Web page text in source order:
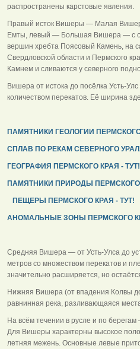
распространены карстовые явления.
Правый исток Вишеры — Малая
Емты, левый — Большая Вишера — с
вершин хребта Поясовый Камень, на
Свердловской области и Пермского
Камнем и сливаются у северного
Вишера от истока до посёлка Усть-
количеством перекатов. Её ширина
ПАМЯТНИКИ ГЕОЛОГИИ ПЕРМСКОГО
СПЛАВ ПО РЕКАМ СЕВЕРНОГО
ГЕОГРАФИЯ ПЕРМСКОГО КРАЯ - ТУТ!
ПАМЯТНИКИ ПРИРОДЫ ПЕРМСКОГО
ПЕЩЕРЫ ПЕРМСКОГО КРАЯ - ТУТ!
АНОМАЛЬНЫЕ ЗОНЫ ПЕРМСКОГО
Средняя Вишера — от Усть-Улса до
метров со множеством перекатов и
значительно расширяется, но
Нижняя Вишера (от впадения Колвы
равнинная река, разливающаяся
На всём течении в русле и по
Для Вишеры характерны высокое
летняя межень. Основные левые